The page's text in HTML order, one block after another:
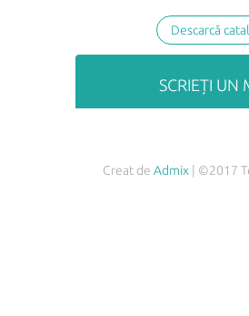
Creat de Admix | ©2017
Descarcă
SCRIEȚI UN